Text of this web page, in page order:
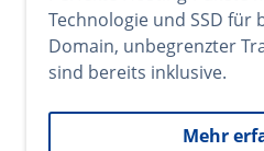
Technologie und SSD für
Domain, unbegrenzter
sind bereits inklusive.
Mehr